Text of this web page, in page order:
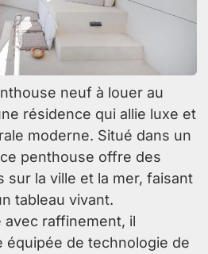
neuf à louer au
résidence qui allie luxe et
moderne. Situé dans un
penthouse offre des
sur la ville et la mer, faisant
tableau vivant.
avec raffinement, il
équipée de technologie de